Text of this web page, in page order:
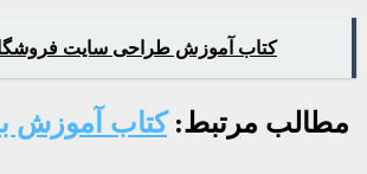
کتاب آموزش طراحی سایت فروشگاه
مطالب مرتبط:کتاب آموزش